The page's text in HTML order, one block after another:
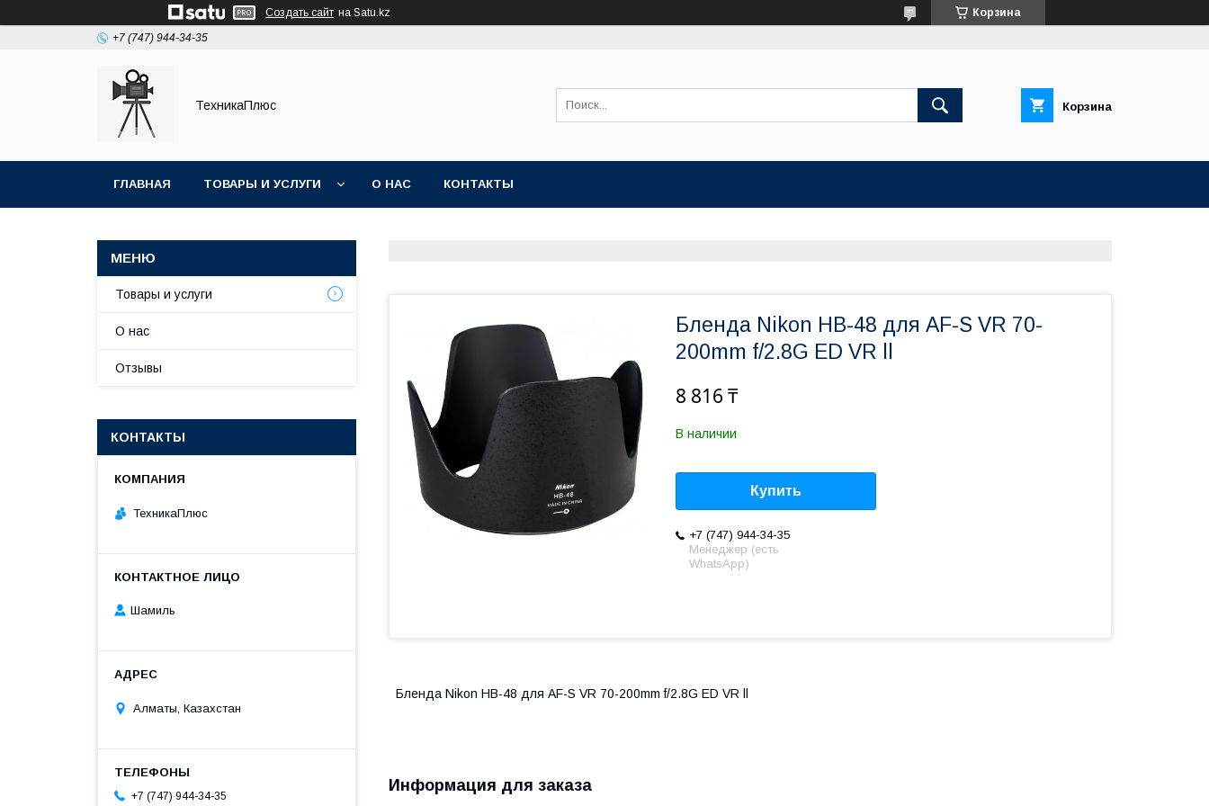
Создать сайт на Satu.kz Корзина
+7 (747) 944-34-35
ТехникаПлюс Корзина
ГЛАВНАЯ ТОВАРЫ И УСЛУГИ О НАС КОНТАКТЫ
Бленда Nikon HB-48 для AF-S VR 70-
200mm f/2.8G ED VR ll
8 816 ₸
В наличии
Купить
+7 (747) 944-34-35
Менеджер (есть
WhatsApp)
Бленда Nikon HB-48 для AF-S VR 70-200mm f/2.8G ED VR ll
Информация для заказа
Товары и услуги
О нас
Отзывы
КОНТАКТЫ
ТехникаПлюс
Шамиль
Алматы, Казахстан
+7 (747) 944-34-35